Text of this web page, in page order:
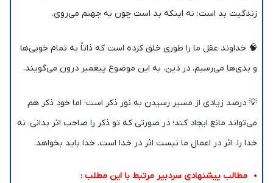
زندگیت بد است؛ نه اینکه بد است چون به جهنم می‌روی.
🧠 خداوند عقل ما را طوری خلق کرده است که ذاتاً به تمام خوبی‌ها
و بدی‌ها می‌رسیم. در دین، به این موضوع پیغمبر درون می‌گویند.
💡 درصد زیادی از مسیر رسیدن به نور ذکر است؛ اما خود ذکر هم
می‌تواند مانع ایجاد کند؛ در صورتی که تو ذکر را صاحب اثر بدانی، نه
خدا را. اثر در اعمال ما نیست اثر در خدا است. خدا باید بخواهد.
مطالب پیشنهادی سردبیر مرتبط با این مطلب :